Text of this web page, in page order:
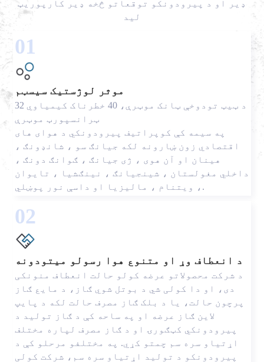
ډیر او د پیرودونکو توقعاتو څخه ډیر کارپوریټ
لید
01
موثر لوژستیک سیسټم
32 د ټیټ تودوخې ټانک موټرې، 40 خطرناک کیمیاوي
ټرانسپورټ موټرې
په سیمه کې کوپراتیف پیرودونکي د هوای های
اقتصادي زون ښارونه لکه جیانګ سو ، شانډونګ ،
هینان او آن هوی ، ژی جیانګ ، ګوانګ دونګ ،
داخلي مغولستان ، شینجیانګ ، نینګشیا ، تایوان
، ویتنام ، مالیزیا او داسې نور پوښلي.
02
د انعطاف وړ او متنوع هوا رسولو میتودونه
د شرکت محصولاتو عرضه کولو حالت انعطاف منونکی
دی، او دا کولی شي د بوتل شوي ګاز، د مایع ګاز
پرچون حالت، یا د بلک ګاز مصرف حالت لکه د پایپ
لاین ګاز عرضه او په ساحه کې د ګاز تولید د
پیرودونکي کټګورۍ او د ګاز مصرف لپاره مختلف
اړتیاو سره سم چمتو کړي. په مختلفو مرحلو کې د
پیرودونکو د تولید اړتیاو سره سم، شرکت کولی